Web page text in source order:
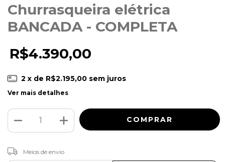
Churrasqueira elétrica
BANCADA - COMPLETA
R$4.390,00
2 x de R$2.195,00 sem juros
Ver mais detalhes
Entregas para o CEP:
Meios de envio